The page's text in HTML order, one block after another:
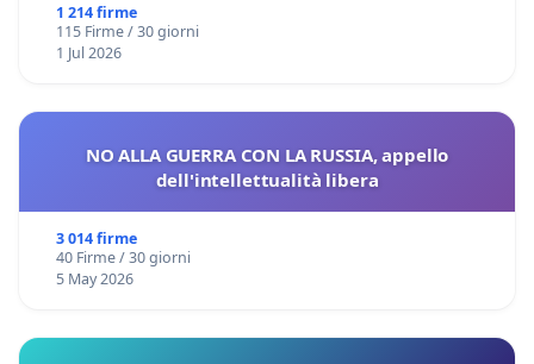
1 214 firme
115 Firme / 30 giorni
1 Jul 2026
NO ALLA GUERRA CON LA RUSSIA, appello
dell'intellettualità libera
3 014 firme
40 Firme / 30 giorni
5 May 2026